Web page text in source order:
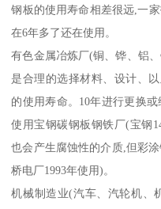
钢板的使用寿命相差很远,一
在6年多了还在使用。
有色金属冶炼厂(铜、铧、铝
是合理的选择材料、设计、
的使用寿命。10年进行更换
使用宝钢碳钢板钢铁厂(宝钢
也会产生腐蚀性的介质,但彩
桥电厂1993年使用)。
机械制造业(汽车、汽轮机、